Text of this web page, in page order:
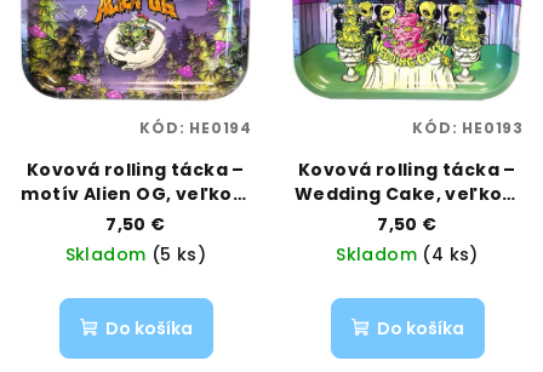
Kovová rolling tácka –
motív Alien OG, veľkosť
Long | Best Buds |
Vaporama
7,50 €
Skladom (5 ks)
Do košíka
KÓD: HE0194
Kovová rolling tácka –
Wedding Cake, veľkosť
Long | Best Buds |
Vaporama
7,50 €
Skladom (4 ks)
Do košíka
KÓD: HE0193